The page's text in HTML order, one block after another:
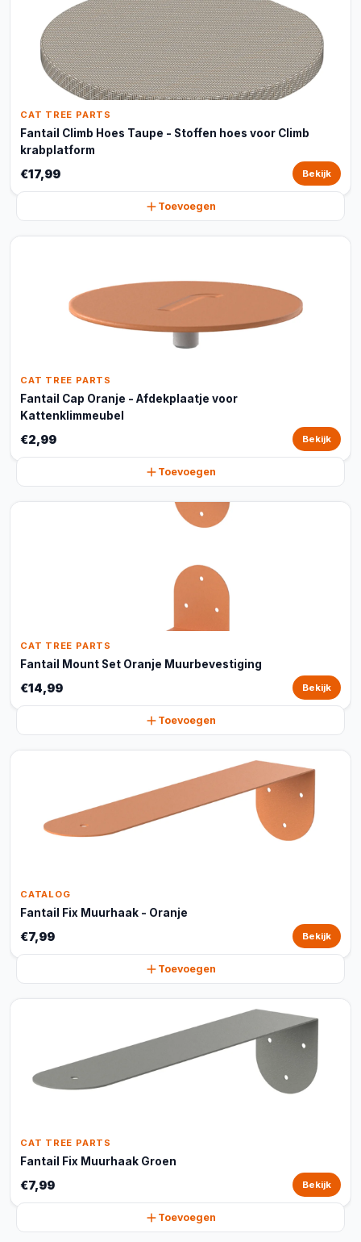
CAT TREE PARTS
Fantail Climb Hoes Taupe - Stoffen hoes voor Climb
krabplatform
€17,99 Bekijk
Toevoegen
CAT TREE PARTS
Fantail Cap Oranje - Afdekplaatje voor
Kattenklimmeubel
€2,99 Bekijk
Toevoegen
CAT TREE PARTS
Fantail Mount Set Oranje Muurbevestiging
€14,99 Bekijk
Toevoegen
CATALOG
Fantail Fix Muurhaak - Oranje
€7,99 Bekijk
Toevoegen
CAT TREE PARTS
Fantail Fix Muurhaak Groen
€7,99 Bekijk
Toevoegen